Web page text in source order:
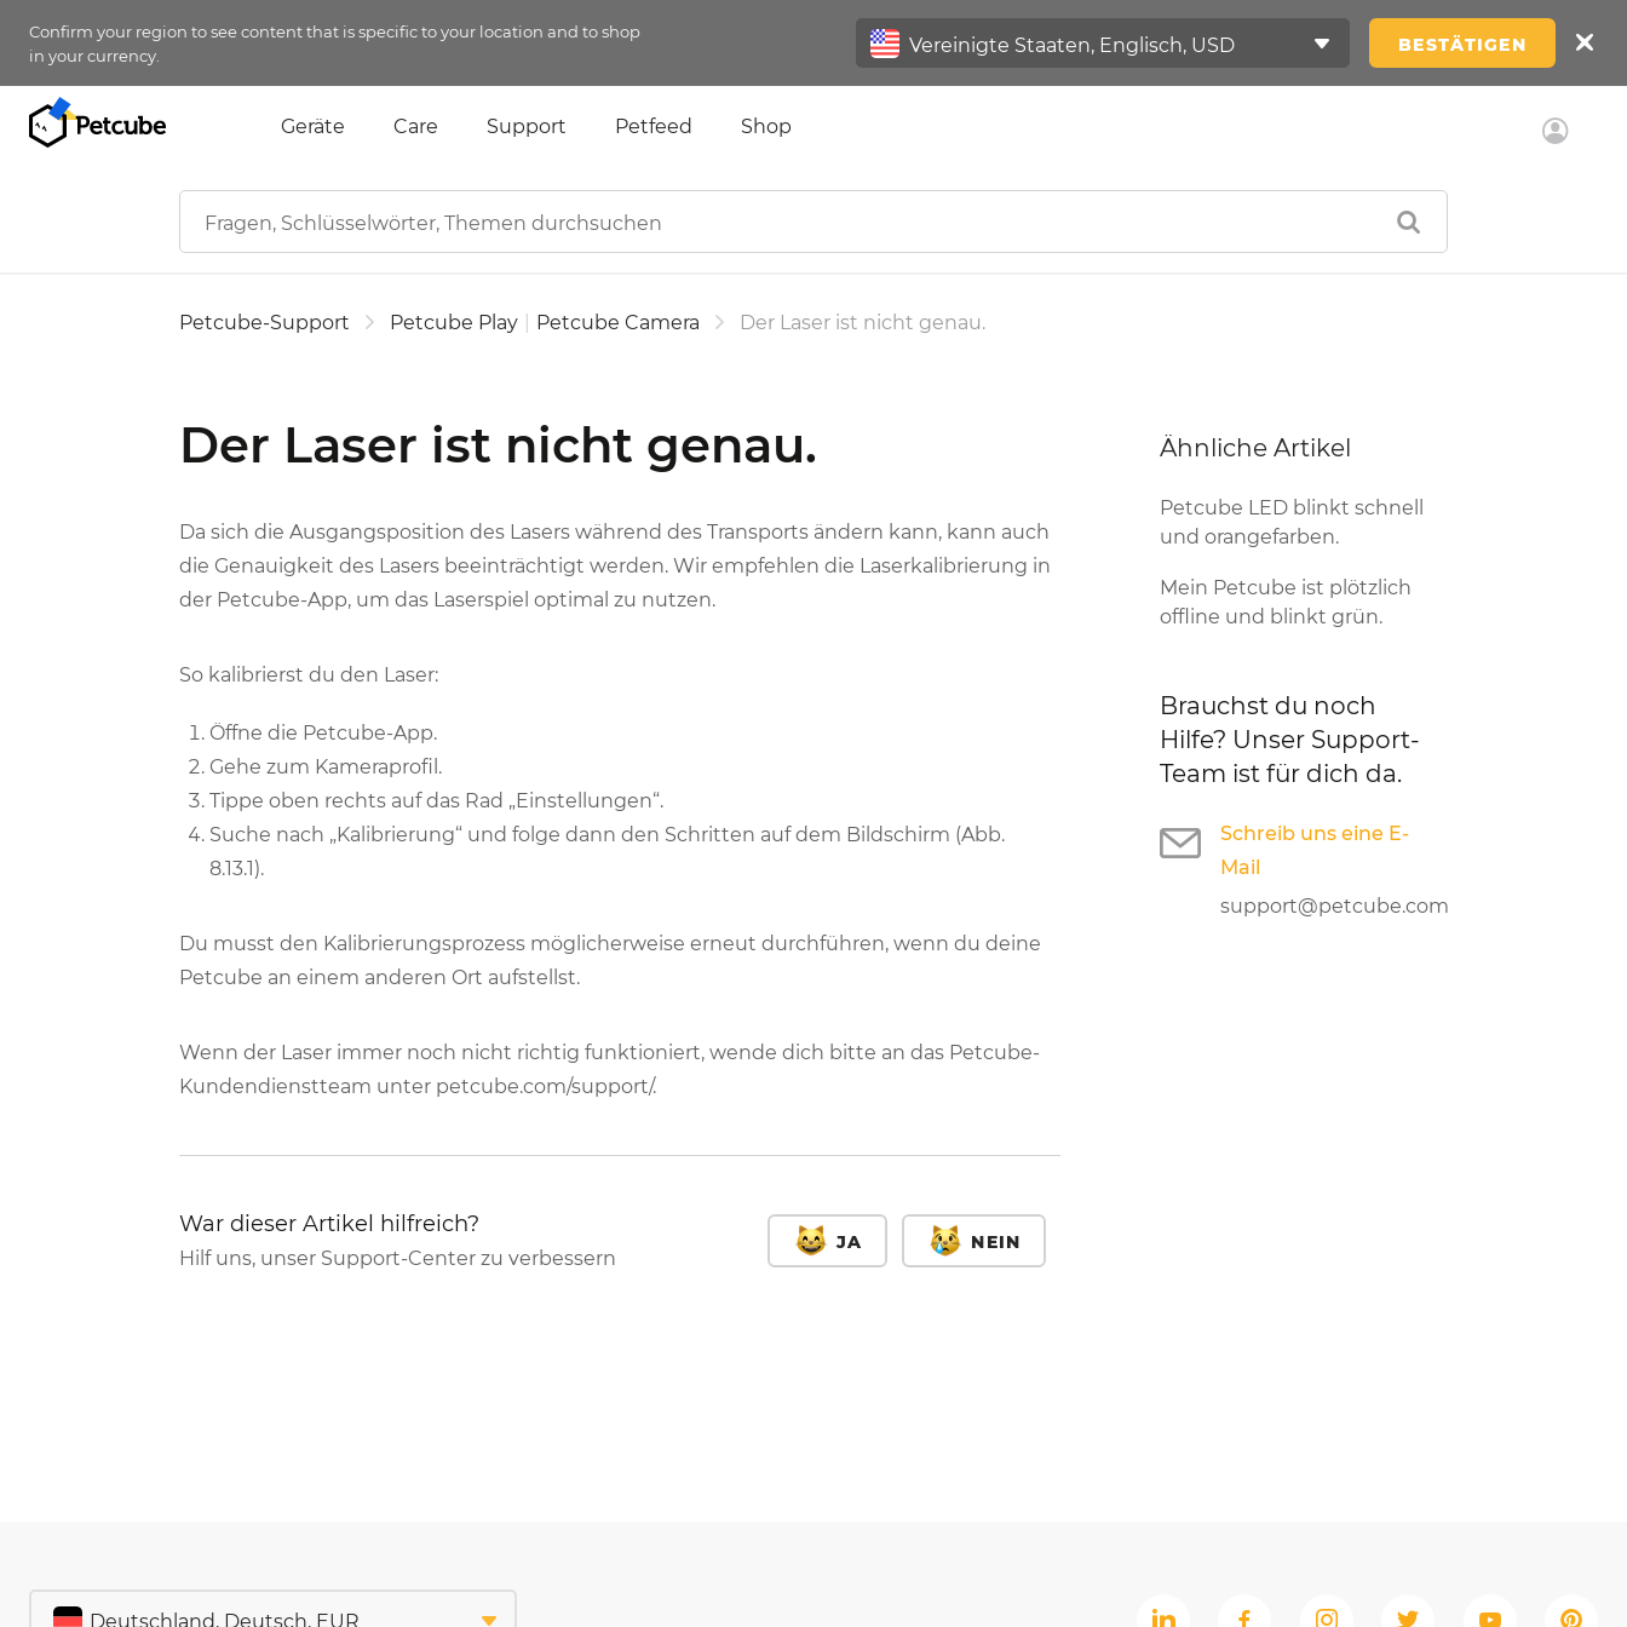
Confirm your region to see content that is specific to your location and to shop
in your currency.
BESTÄTIGEN
Geräte Care Support Petfeed Shop
Petcube-Support Petcube Play Petcube Camera Der Laser ist nicht genau.
Der Laser ist nicht genau.
Da sich die Ausgangsposition des Lasers während des Transports ändern kann, kann auch
die Genauigkeit des Lasers beeinträchtigt werden. Wir empfehlen die Laserkalibrierung in
der Petcube-App, um das Laserspiel optimal zu nutzen.
So kalibrierst du den Laser:
Öffne die Petcube-App.
Gehe zum Kameraprofil.
Tippe oben rechts auf das Rad „Einstellungen“.
Suche nach „Kalibrierung“ und folge dann den Schritten auf dem Bildschirm (Abb.
8.13.1).
Du musst den Kalibrierungsprozess möglicherweise erneut durchführen, wenn du deine
Petcube an einem anderen Ort aufstellst.
Wenn der Laser immer noch nicht richtig funktioniert, wende dich bitte an das Petcube-
Kundendienstteam unter petcube.com/support/.
War dieser Artikel hilfreich?
Hilf uns, unser Support-Center zu verbessern
JA NEIN
Ähnliche Artikel
Petcube LED blinkt schnell
und orangefarben.
Mein Petcube ist plötzlich
offline und blinkt grün.
Brauchst du noch
Hilfe? Unser Support-
Team ist für dich da.
Schreib uns eine E-
Mail
support@petcube.com